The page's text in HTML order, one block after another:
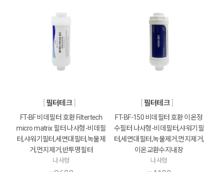
필터테크
FT-BF 비데필터 호환 Filtertech
micro matrix 필터 나사형-비데필
터,샤워기필터,세면대필터,녹물제
거,먼지제거,반투명필터
나사형
필터테크
FT-BF-150 비데필터 호환 이온정
수필터 나사형-비데필터,샤워기필
터,세면대필터,녹물제거,먼지제거,
이온교환수지내장
나사형